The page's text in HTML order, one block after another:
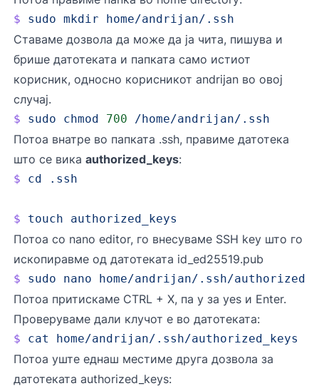
$ sudo mkdir home/andrijan/.ssh
Ставаме дозвола да може да ја чита, пишува и
брише датотеката и папката само истиот
корисник, односно корисникот andrijan во овој
случај.
$ sudo chmod 700 /home/andrijan/.ssh
Потоа внатре во папката .ssh, правиме датотека
што се вика authorized_keys:
$ cd .ssh
$ touch authorized_keys
Потоа со nano editor, го внесуваме SSH key што го
ископиравме од датотеката id_ed25519.pub
$ sudo nano home/andrijan/.ssh/
Потоа притискаме CTRL + X, па y за yes и Enter.
Проверуваме дали клучот е во датотеката:
$ cat home/andrijan/.ssh/authorized_keys
Потоа уште еднаш местиме друга дозвола за
датотеката authorized_keys: